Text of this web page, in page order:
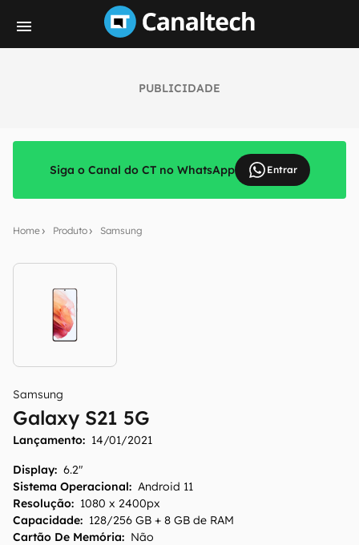
PUBLICIDADE
Siga o Canal do CT no WhatsApp Entrar
Home Produto Samsung
Samsung
Galaxy S21 5G
Lançamento: 14/01/2021
Display: 6.2"
Sistema Operacional: Android 11
Resolução: 1080 x 2400px
Capacidade: 128/256 GB + 8 GB de RAM
Cartão De Memória: Não